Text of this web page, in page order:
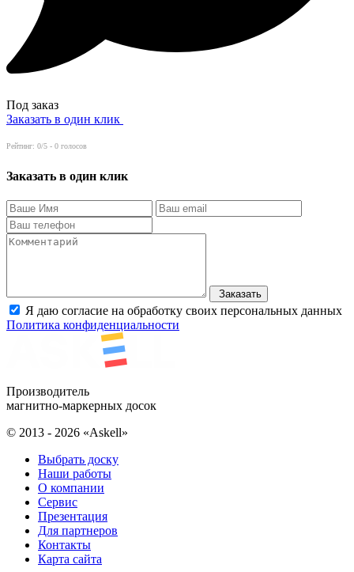
Под заказ
Заказать в один клик
Рейтинг: 0/5 - 0 голосов
Заказать в один клик
Заказать
Я даю согласие на обработку своих персональных данных
Политика конфиденциальности
Производитель
магнитно-маркерных досок
© 2013 - 2026 «Askell»
Выбрать доску
Наши работы
О компании
Сервис
Презентация
Для партнеров
Контакты
Карта сайта